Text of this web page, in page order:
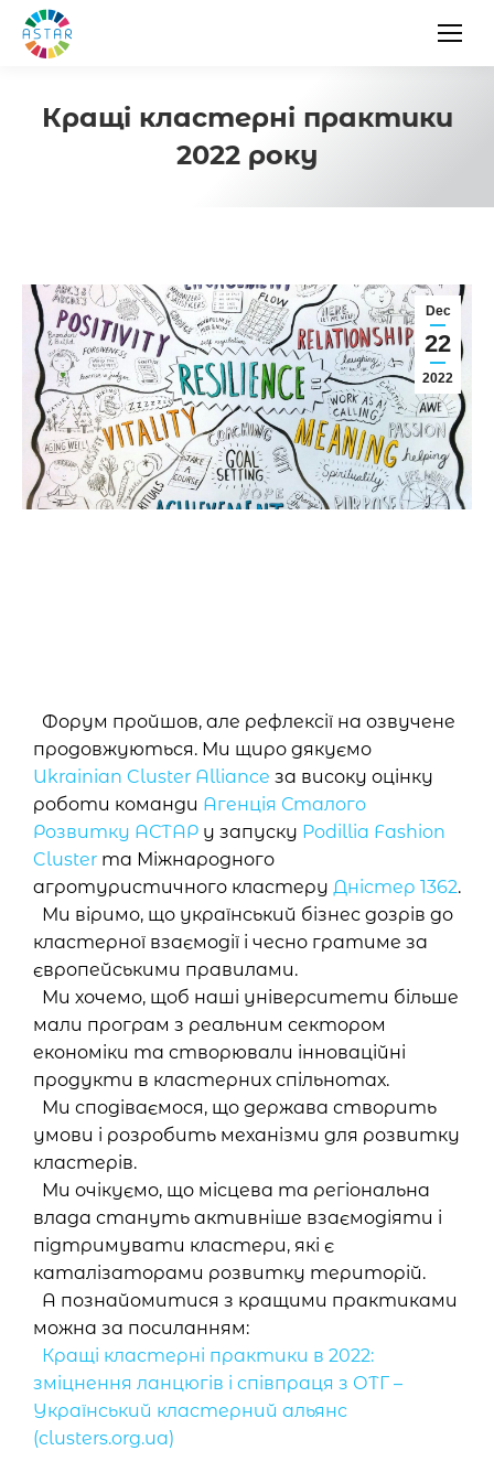
Кращі кластерні практики
2022 року
Dec
22
2022
Форум пройшов, але рефлексії на озвучене
продовжуються. Ми щиро дякуємо
Ukrainian Cluster Alliance за високу оцінку
роботи команди Агенція Сталого
Розвитку АСТАР у запуску Podillia Fashion
Cluster та Міжнародного
агротуристичного кластеру Дністер 1362.
Ми віримо, що український бізнес дозрів до
кластерної взаємодії і чесно гратиме за
європейськими правилами.
Ми хочемо, щоб наші університети більше
мали програм з реальним сектором
економіки та створювали інноваційні
продукти в кластерних спільнотах.
Ми сподіваємося, що держава створить
умови і розробить механізми для розвитку
кластерів.
Ми очікуємо, що місцева та регіональна
влада стануть активніше взаємодіяти і
підтримувати кластери, які є
каталізаторами розвитку територій.
А познайомитися з кращими практиками
можна за посиланням:
Кращі кластерні практики в 2022:
зміцнення ланцюгів і співпраця з ОТГ –
Український кластерний альянс
(clusters.org.ua)